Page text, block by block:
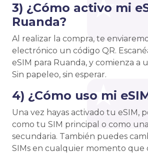
3) ¿Cómo activo mi
Ruanda?
Al realizar la compra, te
electrónico un código QR.
eSIM para Ruanda, y comienza a
Sin papeleo, sin esperar.
4) ¿Cómo uso mi
Una vez hayas activado tu eSIM,
como tu SIM principal o como
secundaria. También puedes
SIMs en cualquier momento que